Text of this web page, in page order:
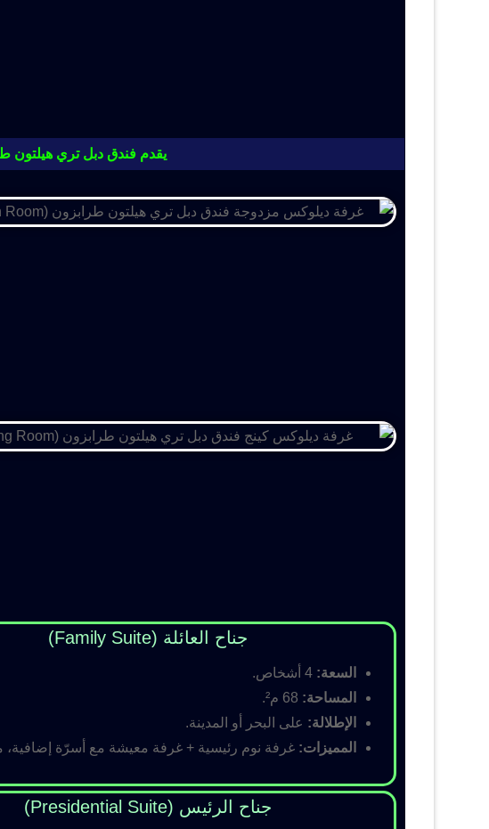
يقدم فندق دبل تري هيلتون
جناح العائلة (Family Suite)
السعة:
المساحة:
الإطلالة: على البحر أو المدينة.
المميزات: غرفة نوم رئيسية + غرفة معيشة مع أسرّة إضافية،
جناح الرئيس (Presidential Suite)